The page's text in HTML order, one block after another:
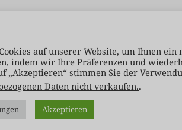
auf unserer Website, um Ihnen ein
indem wir Ihre Präferenzen und
„Akzeptieren“ stimmen Sie der
Daten nicht verkaufen..
Akzeptieren